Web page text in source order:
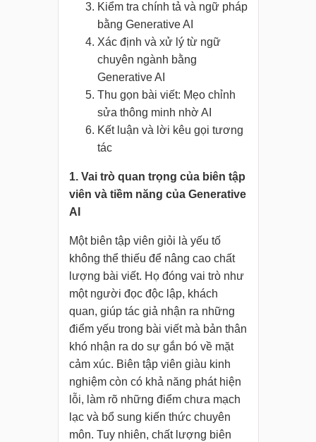
Kiểm tra chính tả và ngữ pháp
bằng Generative AI
Xác định và xử lý từ ngữ
chuyên ngành bằng
Generative AI
Thu gọn bài viết: Mẹo chỉnh
sửa thông minh nhờ AI
Kết luận và lời kêu gọi tương
tác
1. Vai trò quan trọng của biên tập
viên và tiềm năng của Generative
AI
Một biên tập viên giỏi là yếu tố
không thể thiếu để nâng cao chất
lượng bài viết. Họ đóng vai trò như
một người đọc độc lập, khách
quan, giúp tác giả nhận ra những
điểm yếu trong bài viết mà bản thân
khó nhận ra do sự gắn bó về mặt
cảm xúc. Biên tập viên giàu kinh
nghiệm còn có khả năng phát hiện
lỗi, làm rõ những điểm chưa mạch
lạc và bổ sung kiến thức chuyên
môn. Tuy nhiên, chất lượng biên